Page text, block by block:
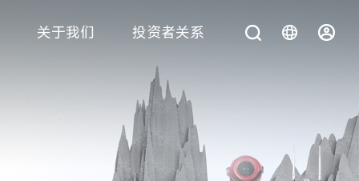
关于我们 投资者关系 您在找什么？